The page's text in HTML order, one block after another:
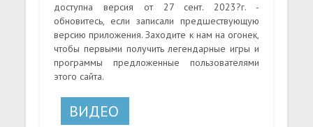
доступна версия от 27 сент. 2023?г. -
обновитесь, если записали предшествующую
версию приложения. Заходите к нам на огонек,
чтобы первыми получить легендарные игры и
программы предложенные пользователями
этого сайта.
ВИДЕО